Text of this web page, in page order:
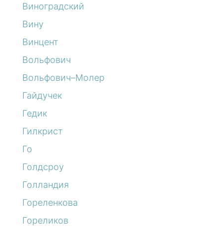
Виноградский
Вину
Винцент
Вольфович
Вольфович–Молер
Гайдучек
Гедик
Гилкрист
Го
Голдсроу
Голландия
Гореленкова
Гореликов